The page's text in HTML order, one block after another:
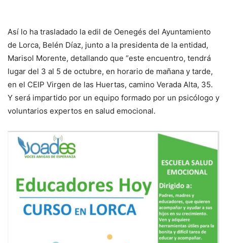
Así lo ha trasladado la edil de Oenegés del Ayuntamiento
de Lorca, Belén Díaz, junto a la presidenta de la entidad,
Marisol Morente, detallando que “este encuentro, tendrá
lugar del 3 al 5 de octubre, en horario de mañana y tarde,
en el CEIP Virgen de las Huertas, camino Verada Alta, 35.
Y será impartido por un equipo formado por un psicólogo y
voluntarios expertos en salud emocional.